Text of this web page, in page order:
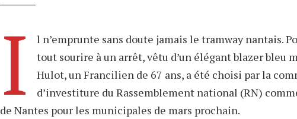
I
l n’emprunte sans doute jamais le tramway nantais.
tout sourire à un arrêt, vêtu d’un élégant blazer bleu
Hulot, un Francilien de 67 ans, a été choisi par la
d’investiture du Rassemblement national (RN)
de Nantes pour les municipales de mars prochain.